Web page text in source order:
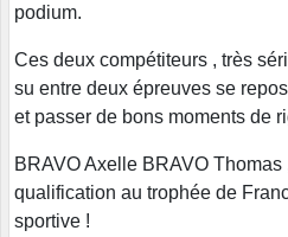
podium.
Ces deux compétiteurs , très
su entre deux épreuves se
et passer de bons moments de
BRAVO Axelle BRAVO
qualification au trophée de
sportive !